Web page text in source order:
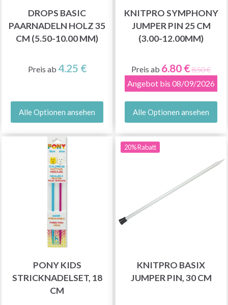
DROPS BASIC
PAARNADELN HOLZ 35
CM (5.50-10.00 MM)
Preis ab 4.25 €
Alle Optionen ansehen
KNITPRO SYMPHONY
JUMPER PIN 25 CM
(3.00-12.00MM)
Preis ab 6.80 €8.50 €
Angebot bis 08/09/2026
Alle Optionen ansehen
PONY KIDS
STRICKNADELSET, 18
CM
20% Rabatt
KNITPRO BASIX
JUMPER PIN, 30 CM